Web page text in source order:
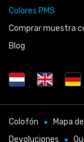
Colores PMS
Comprar muestra
Blog
Colofón Mapa
Devoluciones